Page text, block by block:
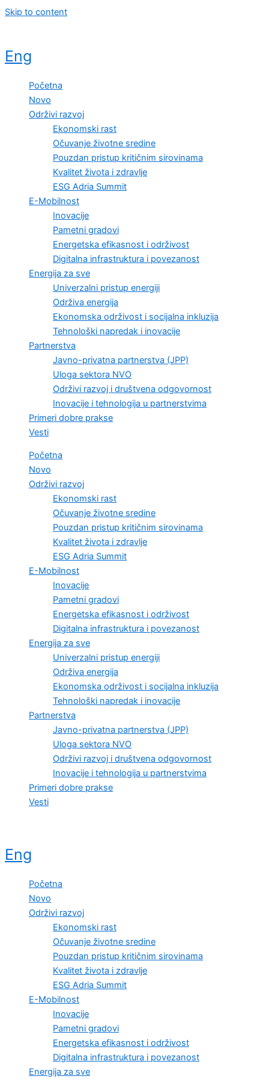
Skip to content
Eng
Početna
Novo
Održivi razvoj
Ekonomski rast
Očuvanje životne sredine
Pouzdan pristup kritičnim sirovinama
Kvalitet života i zdravlje
ESG Adria Summit
E-Mobilnost
Inovacije
Pametni gradovi
Energetska efikasnost i održivost
Digitalna infrastruktura i povezanost
Energija za sve
Univerzalni pristup energiji
Održiva energija
Ekonomska održivost i socijalna inkluzija
Tehnološki napredak i inovacije
Partnerstva
Javno-privatna partnerstva (JPP)
Uloga sektora NVO
Održivi razvoj i društvena odgovornost
Inovacije i tehnologija u partnerstvima
Primeri dobre prakse
Vesti
Početna
Novo
Održivi razvoj
Ekonomski rast
Očuvanje životne sredine
Pouzdan pristup kritičnim sirovinama
Kvalitet života i zdravlje
ESG Adria Summit
E-Mobilnost
Inovacije
Pametni gradovi
Energetska efikasnost i održivost
Digitalna infrastruktura i povezanost
Energija za sve
Univerzalni pristup energiji
Održiva energija
Ekonomska održivost i socijalna inkluzija
Tehnološki napredak i inovacije
Partnerstva
Javno-privatna partnerstva (JPP)
Uloga sektora NVO
Održivi razvoj i društvena odgovornost
Inovacije i tehnologija u partnerstvima
Primeri dobre prakse
Vesti
Eng
Početna
Novo
Održivi razvoj
Ekonomski rast
Očuvanje životne sredine
Pouzdan pristup kritičnim sirovinama
Kvalitet života i zdravlje
ESG Adria Summit
E-Mobilnost
Inovacije
Pametni gradovi
Energetska efikasnost i održivost
Digitalna infrastruktura i povezanost
Energija za sve